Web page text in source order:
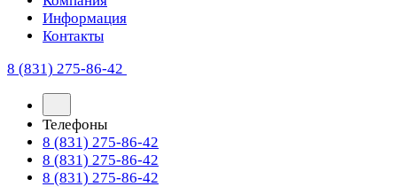
Информация
Контакты
8 (831) 275-86-42
Телефоны
8 (831) 275-86-42
8 (831) 275-86-42
8 (831) 275-86-42